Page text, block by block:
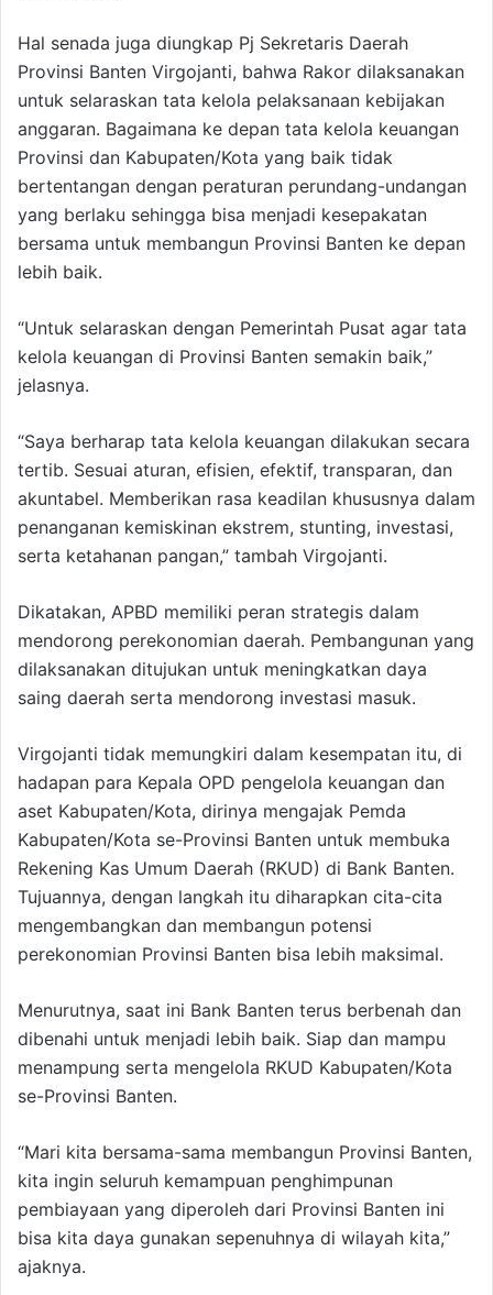
Hal senada juga diungkap Pj Sekretaris Daerah
Provinsi Banten Virgojanti, bahwa Rakor dilaksanakan
untuk selaraskan tata kelola pelaksanaan kebijakan
anggaran. Bagaimana ke depan tata kelola keuangan
Provinsi dan Kabupaten/Kota yang baik tidak
bertentangan dengan peraturan perundang-undangan
yang berlaku sehingga bisa menjadi kesepakatan
bersama untuk membangun Provinsi Banten ke depan
lebih baik.
“Untuk selaraskan dengan Pemerintah Pusat agar tata
kelola keuangan di Provinsi Banten semakin baik,”
jelasnya.
“Saya berharap tata kelola keuangan dilakukan secara
tertib. Sesuai aturan, efisien, efektif, transparan, dan
akuntabel. Memberikan rasa keadilan khususnya dalam
penanganan kemiskinan ekstrem, stunting, investasi,
serta ketahanan pangan,” tambah Virgojanti.
Dikatakan, APBD memiliki peran strategis dalam
mendorong perekonomian daerah. Pembangunan yang
dilaksanakan ditujukan untuk meningkatkan daya
saing daerah serta mendorong investasi masuk.
Virgojanti tidak memungkiri dalam kesempatan itu, di
hadapan para Kepala OPD pengelola keuangan dan
aset Kabupaten/Kota, dirinya mengajak Pemda
Kabupaten/Kota se-Provinsi Banten untuk membuka
Rekening Kas Umum Daerah (RKUD) di Bank Banten.
Tujuannya, dengan langkah itu diharapkan cita-cita
mengembangkan dan membangun potensi
perekonomian Provinsi Banten bisa lebih maksimal.
Menurutnya, saat ini Bank Banten terus berbenah dan
dibenahi untuk menjadi lebih baik. Siap dan mampu
menampung serta mengelola RKUD Kabupaten/Kota
se-Provinsi Banten.
“Mari kita bersama-sama membangun Provinsi Banten,
kita ingin seluruh kemampuan penghimpunan
pembiayaan yang diperoleh dari Provinsi Banten ini
bisa kita daya gunakan sepenuhnya di wilayah kita,”
ajaknya.